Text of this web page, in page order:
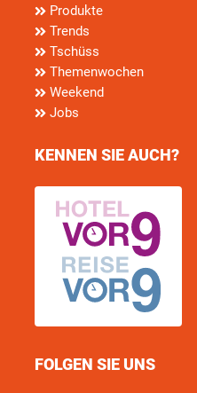
Produkte
Trends
Tschüss
Themenwochen
Weekend
Jobs
KENNEN SIE AUCH?
FOLGEN SIE UNS